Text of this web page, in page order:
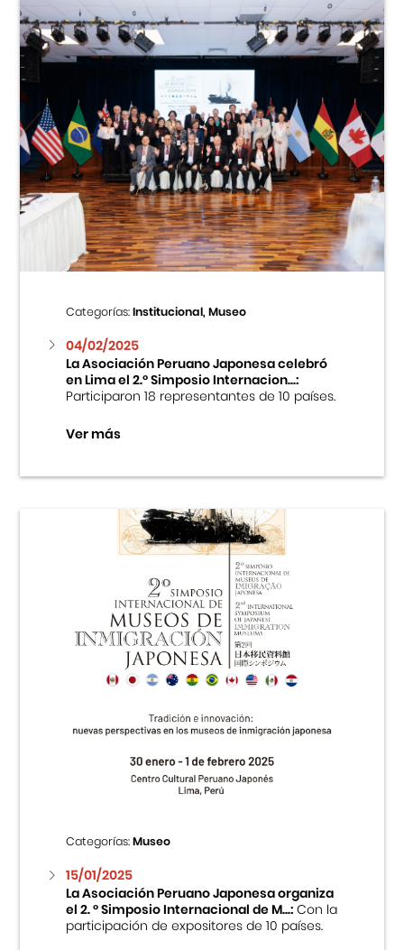
Categorías:Institucional, Museo
04/02/2025
La Asociación Peruano Japonesa celebró
en Lima el 2.º Simposio Internacion...:
Participaron 18 representantes de 10 países.
Ver más
Categorías:Museo
15/01/2025
La Asociación Peruano Japonesa organiza
el 2. ° Simposio Internacional de M...:Con la
participación de expositores de 10 países.